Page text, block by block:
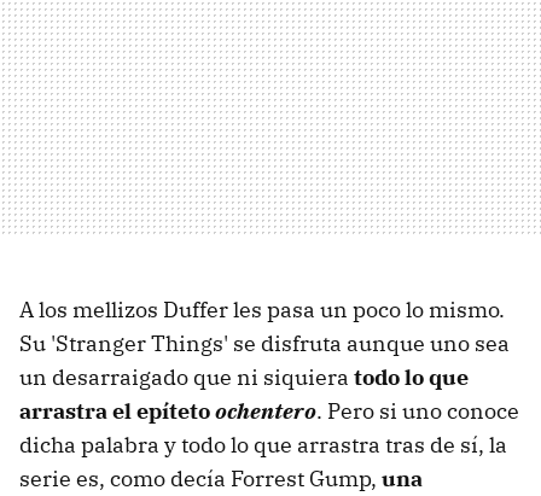
A los mellizos Duffer les pasa un poco lo mismo.
Su 'Stranger Things' se disfruta aunque uno sea
un desarraigado que ni siquiera todo lo que
arrastra el epítetoochentero. Pero si uno conoce
dicha palabra y todo lo que arrastra tras de sí, la
serie es, como decía Forrest Gump, una